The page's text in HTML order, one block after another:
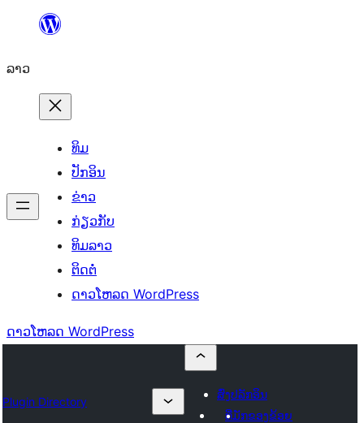
ທີ່
ເນື້ອຫາ
ລາວ
ທິມ
ປັກອິນ
ຂ່າວ
ກ່ຽວກັບ
ທິມລາວ
ຕິດຕໍ່
ດາວໂຫລດ WordPress
ດາວໂຫລດ WordPress
Plugin Directory
ສົ່ງປລັກອິນ
ທີ່ມັກຂອງຂ້ອຍ